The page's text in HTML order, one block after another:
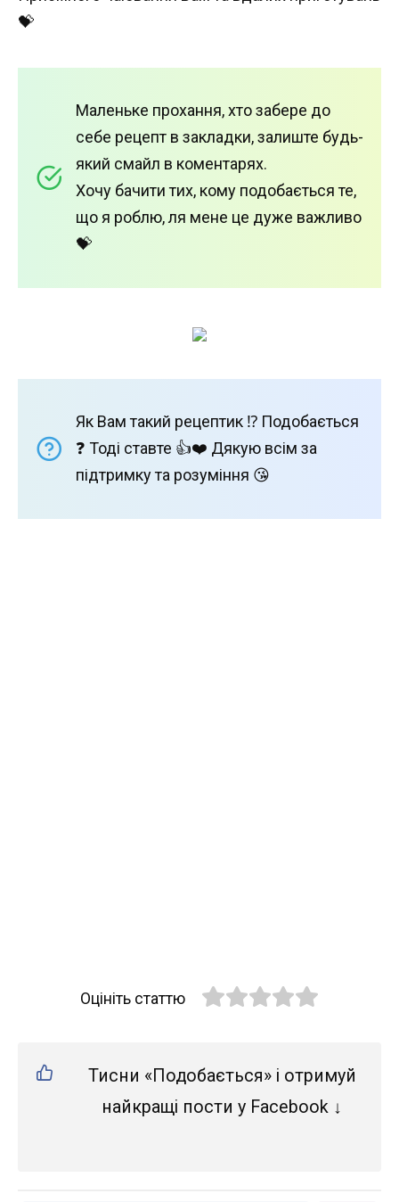
💝
Маленьке прохання, хто забере до
себе рецепт в закладки, залиште будь-
який смайл в коментарях.
Хочу бачити тих, кому подобається те,
що я роблю, ля мене це дуже важливо
💝
Як Вам такий рецептик ⁉️ Подобається
❓ Тоді ставте 👍❤️ Дякую всім за
підтримку та розуміння 😘
Оцініть статтю
Тисни «Подобається» і отримуй
найкращі пости у Facebook ↓